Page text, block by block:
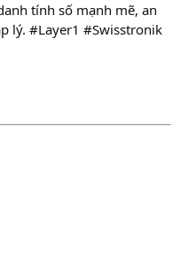
tính số mạnh mẽ, an
lý. #Layer1 #Swisstronik